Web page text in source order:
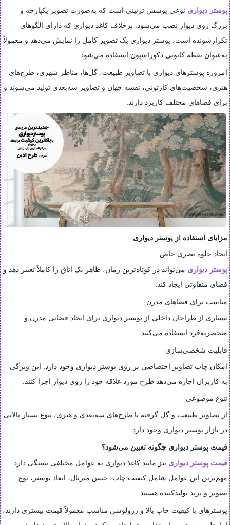
پوستر دیواری نوعی پوشش تزئینی است که به‌صورت تصویر یکپارچه و
بزرگ روی دیوار نصب می‌شود. برخلاف کاغذ دیواری که دارای الگوهای
تکرارشونده است، پوستر دیواری یک تصویر کامل را نمایش می‌دهد و معمولاً
به‌عنوان نقطه کانونی دکوراسیون استفاده می‌شود.
امروزه پوسترهای دیواری با تصاویر طبیعت، گل‌ها، مناظر شهری، طرح‌های
هنری، شخصیت‌های کارتونی، نقشه جهان و تصاویر سه‌بعدی تولید می‌شوند و
برای فضاهای مختلف کاربرد دارند.
مزایای استفاده از پوستر دیواری
ایجاد جلوه بصری خاص
پوستر دیواری می‌تواند در کوتاه‌ترین زمان، ظاهر یک اتاق را کاملاً تغییر دهد و
فضای متفاوتی ایجاد کند.
مناسب برای فضاهای مدرن
بسیاری از طراحان داخلی از پوستر دیواری برای ایجاد فضایی مدرن و
منحصربه‌فرد استفاده می‌کنند.
قابلیت شخصی‌سازی
امکان چاپ تصاویر اختصاصی بر روی پوستر دیواری وجود دارد. این ویژگی
به کاربران اجازه می‌دهد طرح مورد علاقه خود را روی دیوار اجرا کنند.
تنوع موضوعی
از تصاویر طبیعت و گل گرفته تا طرح‌های سه‌بعدی و هنری، تنوع بسیار بالایی
در بازار پوستر دیواری وجود دارد.
قیمت پوستر دیواری چگونه تعیین می‌شود؟
قیمت پوستر دیواری نیز مانند کاغذ دیواری به عوامل مختلفی بستگی دارد.
مهم‌ترین این عوامل شامل کیفیت چاپ، جنس متریال، ابعاد پوستر، نوع
تصویر و برند تولیدکننده هستند.
پوسترهای با کیفیت چاپ بالا و رزولوشن مناسب معمولاً قیمت بیشتری دارند،